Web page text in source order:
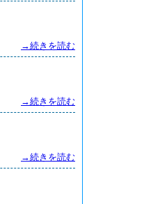
→続きを読む
→続きを読む
→続きを読む